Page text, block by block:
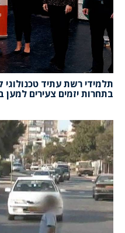
תלמידי רשת עתיד טכנולוגי
בתחרות יזמים צעירים למען